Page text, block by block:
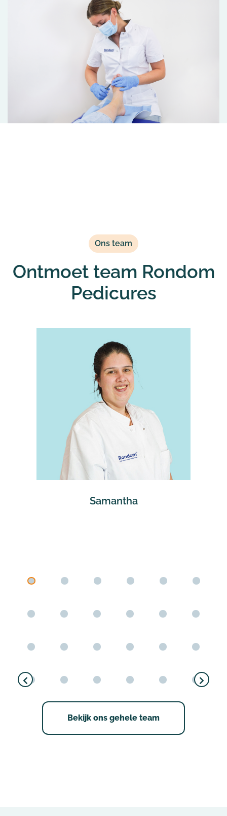
Ons team
Ontmoet team Rondom
Pedicures
Samantha
Bekijk ons gehele team